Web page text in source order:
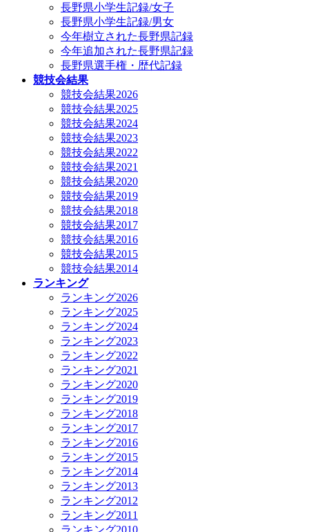
長野県小学生記録/女子
長野県小学生記録/男女
今年樹立された長野県記録
今年追加された長野県記録
長野県選手権・歴代記録
競技会結果
競技会結果2026
競技会結果2025
競技会結果2024
競技会結果2023
競技会結果2022
競技会結果2021
競技会結果2020
競技会結果2019
競技会結果2018
競技会結果2017
競技会結果2016
競技会結果2015
競技会結果2014
ランキング
ランキング2026
ランキング2025
ランキング2024
ランキング2023
ランキング2022
ランキング2021
ランキング2020
ランキング2019
ランキング2018
ランキング2017
ランキング2016
ランキング2015
ランキング2014
ランキング2013
ランキング2012
ランキング2011